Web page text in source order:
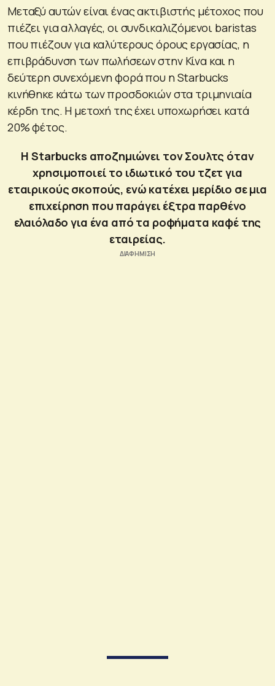
Μεταξύ αυτών είναι ένας ακτιβιστής μέτοχος που
πιέζει για αλλαγές, οι συνδικαλιζόμενοι baristas
που πιέζουν για καλύτερους όρους εργασίας, η
επιβράδυνση των πωλήσεων στην Κίνα και η
δεύτερη συνεχόμενη φορά που η Starbucks
κινήθηκε κάτω των προσδοκιών στα τριμηνιαία
κέρδη της. Η μετοχή της έχει υποχωρήσει κατά
20% φέτος.
H Starbucks αποζημιώνει τον Σουλτς όταν
χρησιμοποιεί το ιδιωτικό του τζετ για
εταιρικούς σκοπούς, ενώ κατέχει μερίδιο σε μια
επιχείρηση που παράγει έξτρα παρθένο
ελαιόλαδο για ένα από τα ροφήματα καφέ της
εταιρείας.